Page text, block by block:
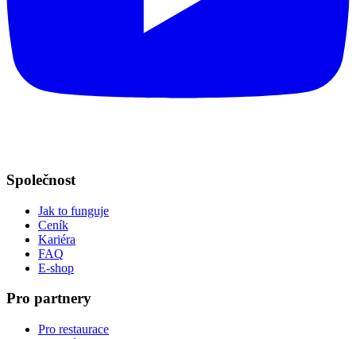
Společnost
Jak to funguje
Ceník
Kariéra
FAQ
E-shop
Pro partnery
Pro restaurace